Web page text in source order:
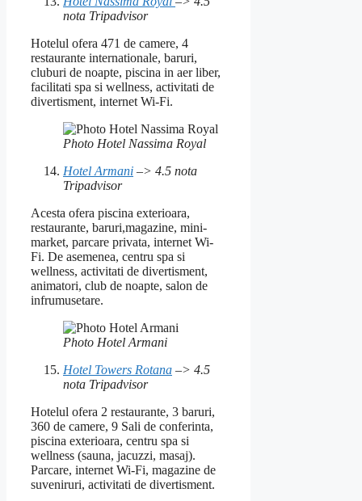
nota Tripadvisor
Hotelul ofera 471 de camere, 4
restaurante internationale, baruri,
cluburi de noapte, piscina in aer liber,
facilitati spa si wellness, activitati de
divertisment, internet Wi-Fi.
Photo Hotel Nassima Royal
Hotel Armani –> 4.5 nota
Tripadvisor
Acesta ofera piscina exterioara,
restaurante, baruri,magazine, mini-
market, parcare privata, internet Wi-
Fi. De asemenea, centru spa si
wellness, activitati de divertisment,
animatori, club de noapte, salon de
infrumusetare.
Photo Hotel Armani
Hotel Towers Rotana –> 4.5
nota Tripadvisor
Hotelul ofera 2 restaurante, 3 baruri,
360 de camere, 9 Sali de conferinta,
piscina exterioara, centru spa si
wellness (sauna, jacuzzi, masaj).
Parcare, internet Wi-Fi, magazine de
suveniruri, activitati de divertisment.